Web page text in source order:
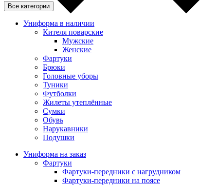
Все категории
Униформа в наличии
Кителя поварские
Мужские
Женские
Фартуки
Брюки
Головные уборы
Туники
Футболки
Жилеты утеплённые
Сумки
Обувь
Нарукавники
Подушки
Униформа на заказ
Фартуки
Фартуки-передники с нагрудником
Фартуки-передники на поясе